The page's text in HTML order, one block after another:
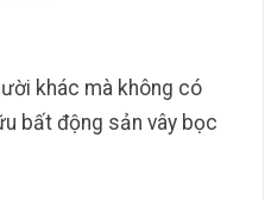
khác mà không có
bất động sản vây bọc